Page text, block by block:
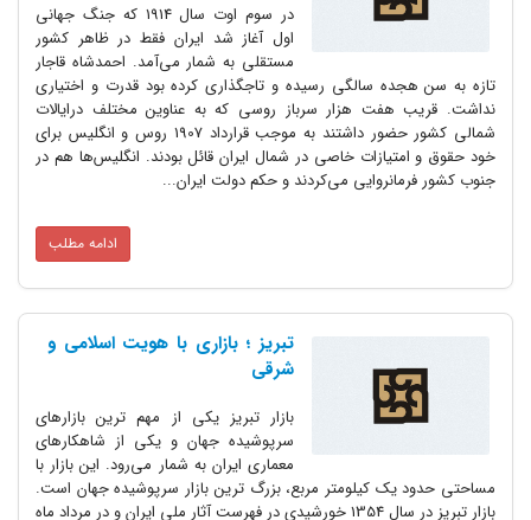
در سوم اوت سال 1914 که جنگ جهانی
اول آغاز شد ایران فقط در ظاهر کشور
مستقلی به شمار می‌آمد. احمدشاه قاجار
تازه به سن هجده سالگی رسیده و تاجگذاری کرده بود قدرت و اختیاری
نداشت. قریب هفت هزار سرباز روسی که به عناوین مختلف درایالات
شمالی کشور حضور داشتند به موجب قرارداد 1907 روس و انگلیس برای
خود حقوق و امتیازات خاصی در شمال ایران قائل بودند. انگلیس‌ها هم در
جنوب کشور فرمانروایی می‌کردند و حکم دولت ایران...
ادامه مطلب
تبریز ؛ بازاری با هویت اسلامی و
شرقی
بازار تبریز یکی از مهم‌ ترین بازارهای
سرپوشیده جهان و یکی از شاهکارهای
معماری ایران به ‌شمار می‌رود. این بازار با
مساحتی حدود یک کیلومتر مربع، بزرگ ‌ترین بازار سرپوشیده جهان است.
بازار تبریز در سال 1354 خورشیدی در فهرست آثار ملی ایران و در مرداد ماه